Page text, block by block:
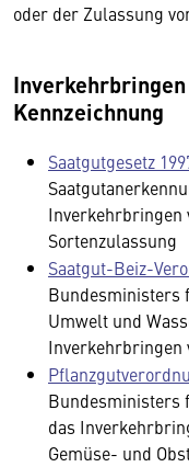
oder der Zulassung
Kennzeichnung
Saatgutgesetz
Inverkehrbringen
Sortenzulassung
Saatgut-Beiz-
Bundesministers
Umwelt und
Inverkehrbringen
Bundesministers
das
Gemüse- und